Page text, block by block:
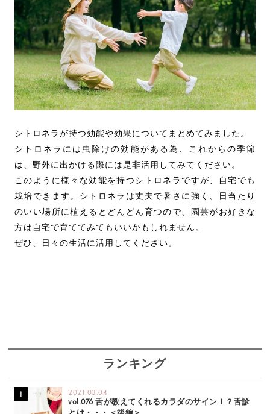
シトロネラが持つ効能や効果についてまとめてみました。
シトロネラには虫除けの効能がある為、これからの季節
は、野外に出かける際には是非活用してみてください。
このように様々な効能を持つシトロネラですが、自宅でも
栽培できます。シトロネラは丈夫で暑さに強く、日当たり
のいい場所に植えるとどんどん育つので、園芸がお好きな
方は自宅で育ててみてもいいかもしれません。
ぜひ、日々の生活に活用してください。
ランキング
2021.03.04
vol.076 舌が教えてくれるカラダのサイン！？舌診